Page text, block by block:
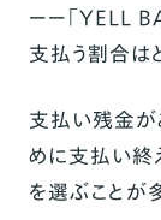
ーー「YELL
支払う割合は
支払い残金が
めに支払い
を選ぶことが